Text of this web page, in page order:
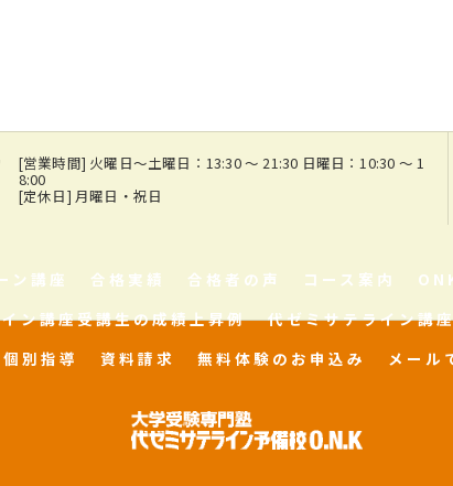
[営業時間] 火曜日～土曜日：13:30 ～ 21:30 日曜日：10:30 ～ 1
8:00
[定休日] 月曜日・祝日
ン講座 合格実績 合格者の声 コース案内
ン講座受講生の成績上昇例 代ゼミサテライン講
個別指導 資料請求 無料体験のお申込み メール